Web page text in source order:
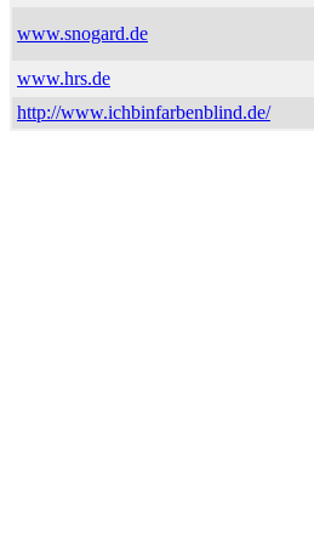
www.snogard.de
www.hrs.de
http://www.ichbinfarbenblind.de/